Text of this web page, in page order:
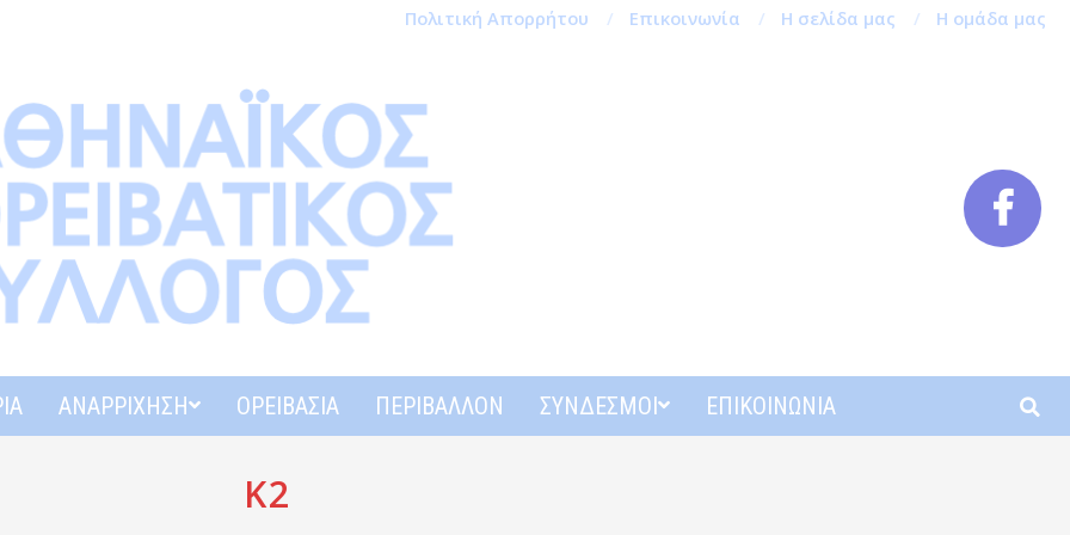
Πολιτική Απορρήτου Επικοινωνία Η σελίδα μας Η ομάδα μας
ΑΝΑΡΡΊΧΗΣΗ ΟΡΕΙΒΑΣΊΑ ΠΕΡΙΒΆΛΛΟΝ ΣΎΝΔΕΣΜΟΙ ΕΠΙΚΟΙΝΩΝΊΑ
Κ2